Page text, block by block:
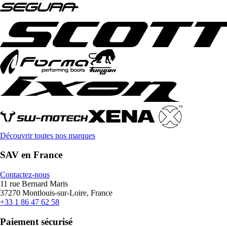
Découvrir toutes nos marques
SAV en France
Contactez-nous
11 rue Bernard Maris
37270 Montlouis-sur-Loire, France
+33 1 86 47 62 58
Paiement sécurisé